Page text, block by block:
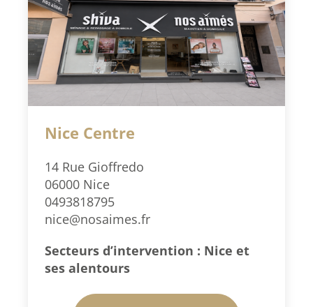
Nice Centre
14 Rue Gioffredo
06000 Nice
0493818795
nice@nosaimes.fr
Secteurs d’intervention : Nice et
ses alentours